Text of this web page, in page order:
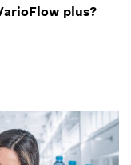
plus?